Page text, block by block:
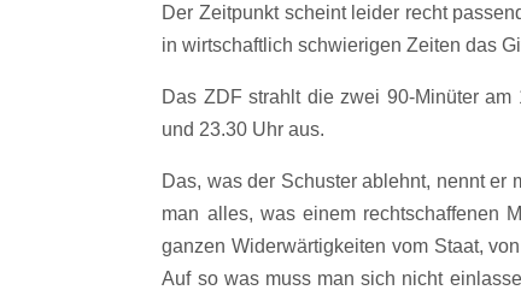
Der Zeitpunkt scheint leider recht
in wirtschaftlich schwierigen Zeiten das
Das ZDF strahlt die zwei 90-Minüter
und 23.30 Uhr aus.
Das, was der Schuster ablehnt, nennt er
man alles, was einem rechtschaffenen
ganzen Widerwärtigkeiten vom Staat,
Auf so was muss man sich nicht